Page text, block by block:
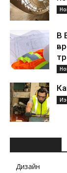
В
Дизайн